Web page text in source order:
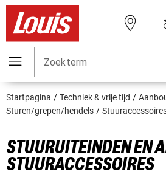
Zoekterm
Startpagina Techniek & vrije tijd
Sturen/grepen/hendels
STUURUITEINDEN EN
STUURACCESSOIRES